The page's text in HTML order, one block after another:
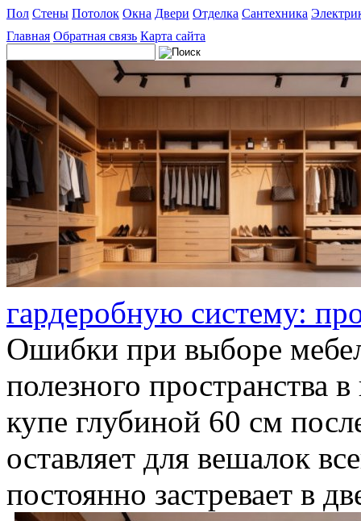
Пол Стены Потолок Окна Двери Отделка Сантехника
Главная Обратная связь Карта сайта
гардеробную систему:
Ошибки при выборе
полезного пространства
купе глубиной 60 см
оставляет для вешалок
постоянно застревает в